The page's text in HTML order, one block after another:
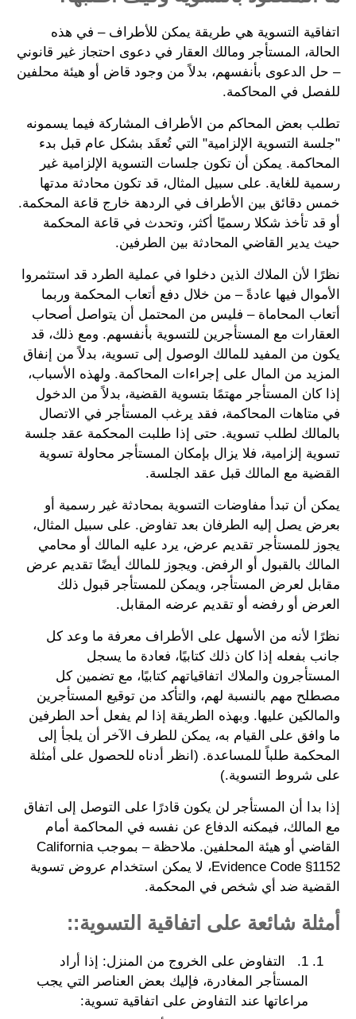
اتفاقية التسوية هي طريقة يمكن للأطراف – في هذه
الحالة، المستأجر ومالك العقار في دعوى احتجاز غير قانوني
– حل الدعوى بأنفسهم، بدلاً من وجود قاض أو هيئة محلفين
للفصل في المحاكمة.
تطلب بعض المحاكم من الأطراف المشاركة فيما يسمونه
"جلسة التسوية الإلزامية" التي تُعقَد بشكل عام قبل بدء
المحاكمة. يمكن أن تكون جلسات التسوية الإلزامية غير
رسمية للغاية. على سبيل المثال، قد تكون محادثة مدتها
خمس دقائق بين الأطراف في الردهة خارج قاعة المحكمة.
أو قد تأخذ شكلا رسميًا أكثر، وتحدث في قاعة المحكمة
حيث يدير القاضي المحادثة بين الطرفين.
نظرًا لأن الملاك الذين دخلوا في عملية الطرد قد استثمروا
الأموال فيها عادةً – من خلال دفع أتعاب المحكمة وربما
أتعاب المحاماة – فليس من المحتمل أن يتواصل أصحاب
العقارات مع المستأجرين للتسوية بأنفسهم. ومع ذلك، قد
يكون من المفيد للمالك الوصول إلى تسوية، بدلاً من إنفاق
المزيد من المال على إجراءات المحاكمة. ولهذه الأسباب،
إذا كان المستأجر مهتمًا بتسوية القضية، بدلاً من الدخول
في متاهات المحاكمة، فقد يرغب المستأجر في الاتصال
بالمالك لطلب تسوية. حتى إذا طلبت المحكمة عقد جلسة
تسوية إلزامية، فلا يزال بإمكان المستأجر محاولة تسوية
القضية مع المالك قبل عقد الجلسة.
يمكن أن تبدأ مفاوضات التسوية بمحادثة غير رسمية أو
بعرض يصل إليه الطرفان بعد تفاوض. على سبيل المثال،
يجوز للمستأجر تقديم عرض، يرد عليه المالك أو محامي
المالك بالقبول أو الرفض. ويجوز للمالك أيضًا تقديم عرض
مقابل لعرض المستأجر، ويمكن للمستأجر قبول ذلك
العرض أو رفضه أو تقديم عرضه المقابل.
نظرًا لأنه من الأسهل على الأطراف معرفة ما وعد كل
جانب بفعله إذا كان ذلك كتابيًا، فعادة ما يسجل
المستأجرون والملاك اتفاقياتهم كتابيًا، مع تضمين كل
مصطلح مهم بالنسبة لهم، والتأكد من توقيع المستأجرين
والمالكين عليها. وبهذه الطريقة إذا لم يفعل أحد الطرفين
ما وافق على القيام به، يمكن للطرف الآخر أن يلجأ إلى
المحكمة طلباً للمساعدة. (انظر أدناه للحصول على أمثلة
على شروط التسوية.)
إذا بدا أن المستأجر لن يكون قادرًا على التوصل إلى اتفاق
مع المالك، فيمكنه الدفاع عن نفسه في المحاكمة أمام
القاضي أو هيئة المحلفين. ملاحظة – بموجب California
Evidence Code §1152، لا يمكن استخدام عروض تسوية
القضية ضد أي شخص في المحكمة.
أمثلة شائعة على اتفاقية التسوية::
1. التفاوض على الخروج من المنزل: إذا أراد
المستأجر المغادرة، فإليك بعض العناصر التي يجب
مراعاتها عند التفاوض على اتفاقية تسوية: